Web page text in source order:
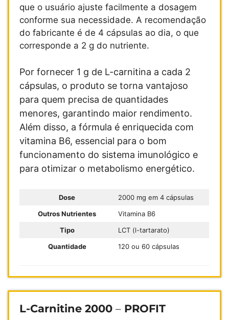
que o usuário ajuste facilmente a dosagem
conforme sua necessidade. A recomendação
do fabricante é de 4 cápsulas ao dia, o que
corresponde a 2 g do nutriente.
Por fornecer 1 g de L-carnitina a cada 2
cápsulas, o produto se torna vantajoso
para quem precisa de quantidades
menores, garantindo maior rendimento.
Além disso, a fórmula é enriquecida com
vitamina B6, essencial para o bom
funcionamento do sistema imunológico e
para otimizar o metabolismo energético.
Dose
2000 mg em 4 cápsulas
Outros Nutrientes
Vitamina B6
Tipo
LCT (l-tartarato)
Quantidade
120 ou 60 cápsulas
L-Carnitine 2000 – PROFIT